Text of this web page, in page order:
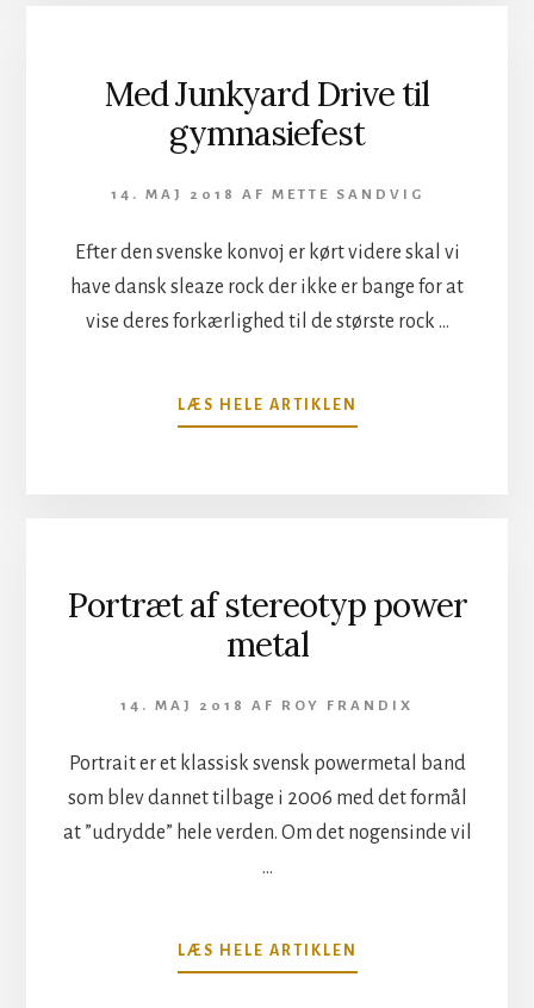
Med Junkyard Drive til
gymnasiefest
14. MAJ 2018 AF METTE SANDVIG
Efter den svenske konvoj er kørt videre skal vi
have dansk sleaze rock der ikke er bange for at
vise deres forkærlighed til de største rock …
LÆS HELE ARTIKLEN
MED
Portræt af stereotyp power
metal
14. MAJ 2018 AF ROY FRANDIX
Portrait er et klassisk svensk powermetal band
som blev dannet tilbage i 2006 med det formål
at ”udrydde” hele verden. Om det nogensinde vil
…
LÆS HELE ARTIKLEN
PORTRÆT